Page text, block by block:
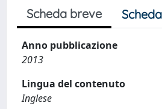
Scheda breve
Anno pubblicazione
2013
Lingua del contenuto
Inglese